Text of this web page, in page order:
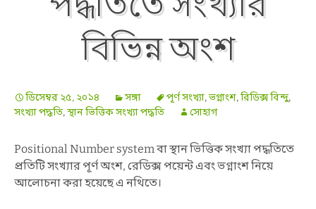
বিভিন্ন অংশ
ডিসেম্বর ২৫, ২০১৪ সঙ্গা পূর্ণ সংখ্যা,ভগ্নাংশ,রিডিক্স বিন্দু,
সংখ্যা পদ্ধতি,স্থান ভিত্তিক সংখ্যা পদ্ধতি সোহাগ
Positional Number system বা স্থান ভিত্তিক সংখ্যা পদ্ধতিতে
প্রতিটি সংখ্যার পূর্ণ অংশ, রেডিক্স পয়েন্ট এবং ভগ্নাংশ নিয়ে
আলোচনা করা হয়েছে এ নথিতে।